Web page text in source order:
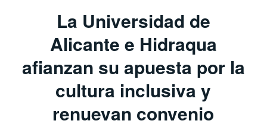
La Universidad de
Alicante e Hidraqua
afianzan su apuesta por la
cultura inclusiva y
renuevan convenio